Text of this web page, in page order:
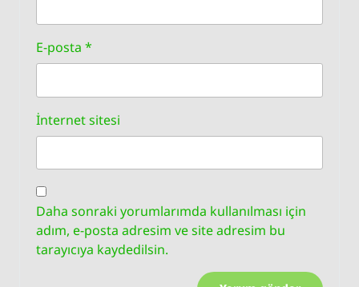
E-posta *
İnternet sitesi
Daha sonraki yorumlarımda kullanılması için
adım, e-posta adresim ve site adresim bu
tarayıcıya kaydedilsin.